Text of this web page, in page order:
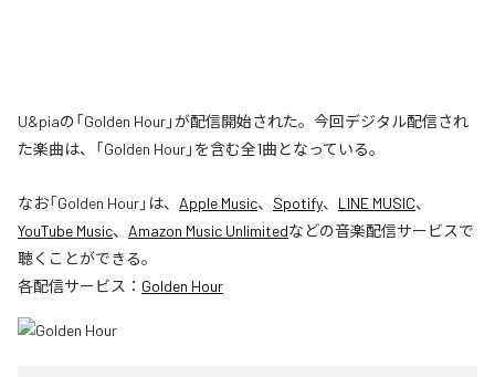
U&piaの「Golden Hour」が配信開始された。今回デジタル配信され
た楽曲は、「Golden Hour」を含む全1曲となっている。
なお「Golden Hour」は、 Apple Music、 Spotify、 LINE MUSIC、
YouTube Music、 Amazon Music Unlimitedなどの音楽配信サービスで
聴くことができる。
各配信サービス： Golden Hour